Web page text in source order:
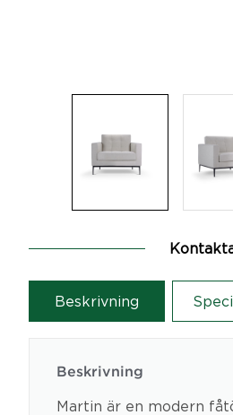
Beskrivning
Beskrivning
Martin är en modern